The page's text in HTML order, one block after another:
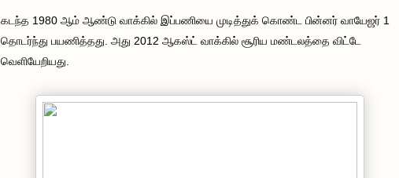
கடந்த 1980 ஆம் ஆண்டு வாக்கில் இப்பணியை முடித்துக் கொண்ட பின்னர் வாயேஜர் 1
தொடர்ந்து பயணித்தது. அது 2012 ஆகஸ்ட் வாக்கில் சூரிய மண்டலத்தை விட்டே
வெளியேறியது.